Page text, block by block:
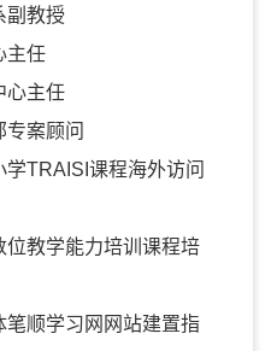
副教授
主任
心主任
专案顾问
TRAISI课程海外访问
位教学能力培训课程培
笔顺学习网网站建置指